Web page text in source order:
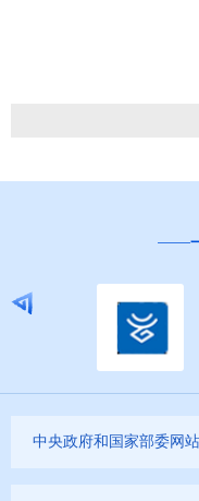
中央政府和国家部委网站